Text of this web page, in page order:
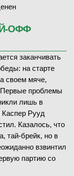
ОФФ
заканчивать
на старте
своем мяче,
Первые проблемы
лишь в
Каспер Рууд
Казалось, что
тай-брейк, но в
взвинтил
партию со